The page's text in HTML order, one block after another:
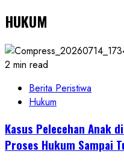
HUKUM
2 min read
Berita Peristiwa
Hukum
Kasus Pelecehan Anak
Proses Hukum Sampai